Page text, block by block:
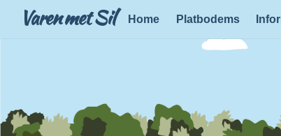
Varen met Sil Home Platbodems